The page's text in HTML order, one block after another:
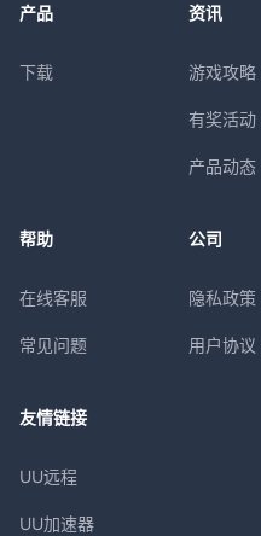
产品
下载
资讯
游戏攻略
有奖活动
产品动态
帮助
在线客服
常见问题
公司
隐私政策
用户协议
友情链接
UU远程
UU加速器